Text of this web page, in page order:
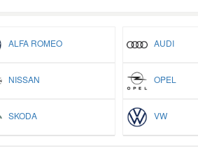
ALFA ROMEO AUDI
NISSAN OPEL
SKODA VW